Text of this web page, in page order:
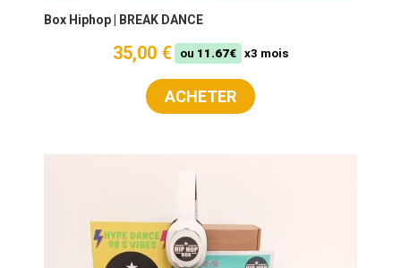
Box Hiphop | BREAK DANCE
35,00 € ou 11.67€ x3 mois
ACHETER